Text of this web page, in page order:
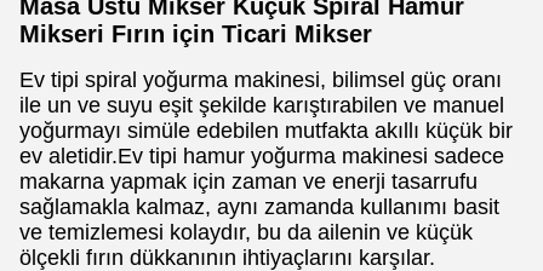
Masa Üstü Mikser Küçük Spiral Hamur
Mikseri Fırın için Ticari Mikser
Ev tipi spiral yoğurma makinesi, bilimsel güç oranı
ile un ve suyu eşit şekilde karıştırabilen ve manuel
yoğurmayı simüle edebilen mutfakta akıllı küçük bir
ev aletidir.Ev tipi hamur yoğurma makinesi sadece
makarna yapmak için zaman ve enerji tasarrufu
sağlamakla kalmaz, aynı zamanda kullanımı basit
ve temizlemesi kolaydır, bu da ailenin ve küçük
ölçekli fırın dükkanının ihtiyaçlarını karşılar.